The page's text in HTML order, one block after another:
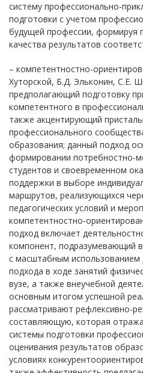
систему профессионально-
подготовки с учетом
будущей профессии, формируя
качества результатов
– компетентностно-
Хуторской, Б.Д. Эльконин, С.Е.
предполагающий подготовку
компетентного в
также акцентирующий
профессионального
образования; данный подход
формировании потребностно-
студентов и своевременном
поддержки в выборе
маршрутов, реализующихся
педагогических условий и
компетентностно-
подход включает
компонент, подразумевающий
с масштабным
подхода в ходе занятий
вузе, а также внеучебной
основным итогом успешной
рассматривают рефлексивно-
составляющую, которая
системы подготовки
оценивания результатов
условиях